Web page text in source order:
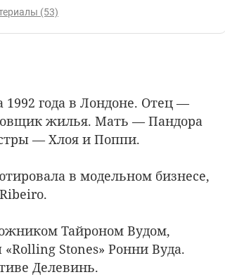
(53)
1992 года в Лондоне. Отец —
жилья. Мать — Пандора
— Хлоя и Поппи.
в модельном бизнесе,
Тайроном Вудом,
Stones» Ронни Вуда.
Делевинь.